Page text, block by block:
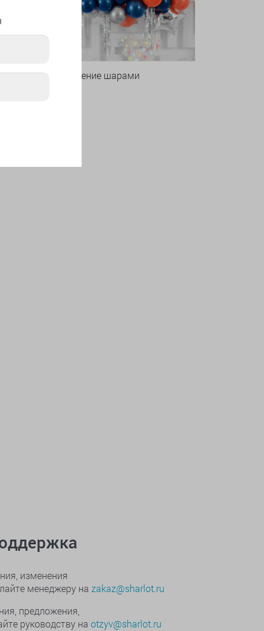
Оформление шарами
изменения
менеджеру на zakaz@sharlot.ru
предложения,
руководству на otzyv@sharlot.ru